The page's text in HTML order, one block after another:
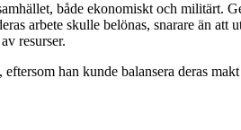
både ekonomiskt och militärt.
arbete skulle belönas, snarare än
resurser.
han kunde balansera deras